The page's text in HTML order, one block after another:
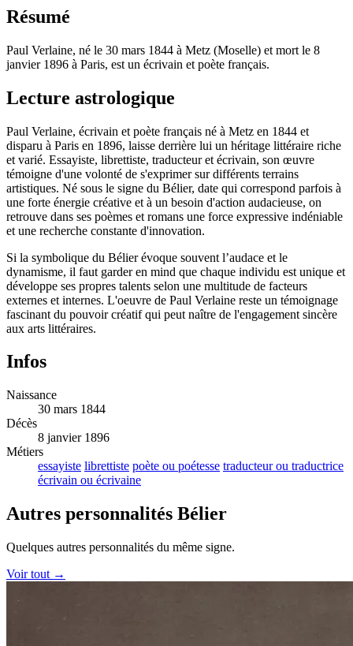
Résumé
Paul Verlaine, né le 30 mars 1844 à Metz (Moselle) et mort le 8
janvier 1896 à Paris, est un écrivain et poète français.
Lecture astrologique
Paul Verlaine, écrivain et poète français né à Metz en 1844 et
disparu à Paris en 1896, laisse derrière lui un héritage littéraire riche
et varié. Essayiste, librettiste, traducteur et écrivain, son œuvre
témoigne d'une volonté de s'exprimer sur différents terrains
artistiques. Né sous le signe du Bélier, date qui correspond parfois à
une forte énergie créative et à un besoin d'action audacieuse, on
retrouve dans ses poèmes et romans une force expressive indéniable
et une recherche constante d'innovation.
Si la symbolique du Bélier évoque souvent l’audace et le
dynamisme, il faut garder en mind que chaque individu est unique et
développe ses propres talents selon une multitude de facteurs
externes et internes. L'oeuvre de Paul Verlaine reste un témoignage
fascinant du pouvoir créatif qui peut naître de l'engagement sincère
aux arts littéraires.
Infos
Naissance
30 mars 1844
Décès
8 janvier 1896
Métiers
essayiste librettiste poète ou poétesse traducteur ou traductrice
écrivain ou écrivaine
Autres personnalités Bélier
Quelques autres personnalités du même signe.
Voir tout →